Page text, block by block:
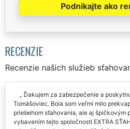
Podnikajte ako
RECENZIE
Recenzie našich služieb
Ďakujem za zabezpečenie a
Tomášoviec. Bola som veľmi milo
priebehom sťahovania, ale aj špičkovým
vybavením tejto spoločnosti EXTRA